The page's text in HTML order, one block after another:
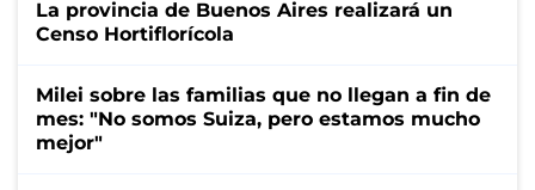
La provincia de Buenos Aires realizará un
Censo Hortiflorícola
Milei sobre las familias que no llegan a fin de
mes: "No somos Suiza, pero estamos mucho
mejor"